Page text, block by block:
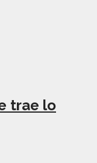
trae lo